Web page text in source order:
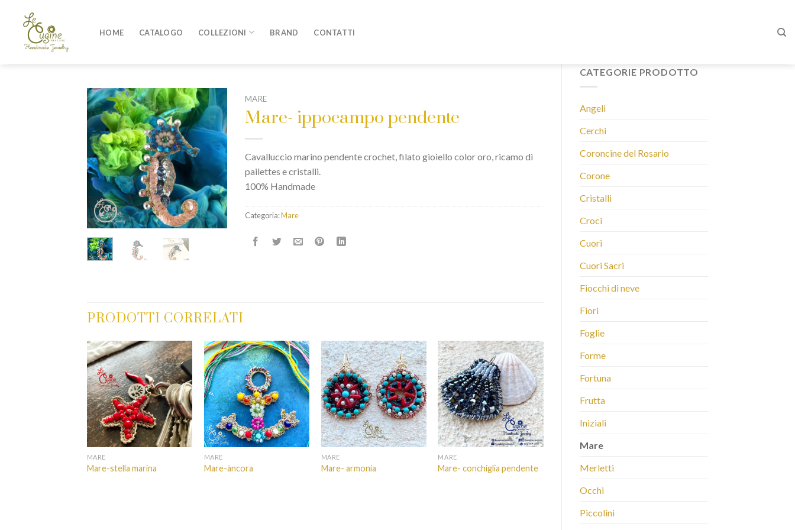
content
HOME CATALOGO COLLEZIONI BRAND CONTATTI
CATEGORIE PRODOTTO
Angeli
Cerchi
Coroncine del Rosario
Corone
Cristalli
Croci
Cuori
Cuori Sacri
Fiocchi di neve
Fiori
Foglie
Forme
Fortuna
Frutta
Iniziali
Mare
Merletti
Occhi
Piccolini
MARE
Mare- ippocampo pendente
Cavalluccio marino pendente crochet, filato gioiello color oro, ricamo di
pailettes e cristalli.
100% Handmade
Categoria:Mare
PRODOTTI CORRELATI
MARE
Mare-stella marina
MARE
Mare-àncora
MARE
Mare- armonia
MARE
Mare- conchiglia pendente